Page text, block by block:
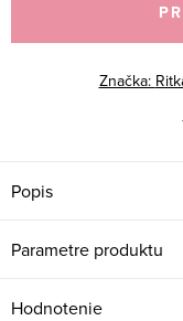
Značka:
Popis
Parametre produktu
Hodnotenie